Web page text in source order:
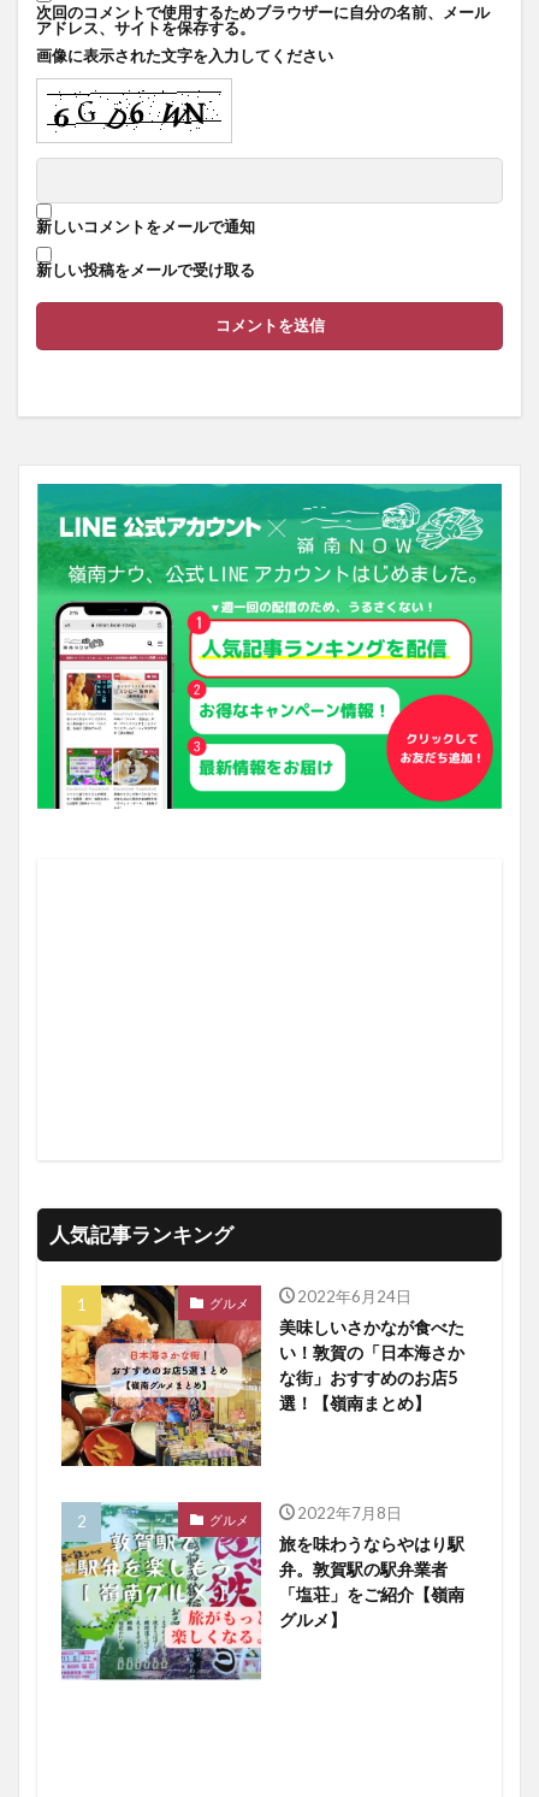
次回のコメントで使用するためブラウザーに自分の名前、メール
アドレス、サイトを保存する。
画像に表示された文字を入力してください
新しいコメントをメールで通知
新しい投稿をメールで受け取る
人気記事ランキング
グルメ 2022年6月24日
美味しいさかなが食べた
い！敦賀の「日本海さか
な街」おすすめのお店5
選！【嶺南まとめ】
グルメ 2022年7月8日
旅を味わうならやはり駅
弁。敦賀駅の駅弁業者
「塩荘」をご紹介【嶺南
グルメ】